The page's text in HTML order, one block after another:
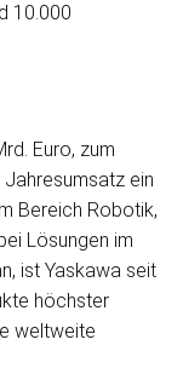
10.000
Euro, zum
ein
Bereich Robotik,
Lösungen im
ist Yaskawa seit
höchster
weltweite